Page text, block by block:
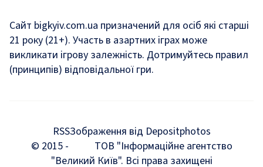
Комуналка
Хроніки війни
Мегаполіс
Київщина
Сайт bigkyiv.com.ua призначений для осіб які старші
21 року (21+). Участь в азартних іграх може
викликати ігрову залежність. Дотримуйтесь правил
(принципів) відповідальної гри.
RSSЗображення від Depositphotos
© 2015 -
ТОВ "Інформаційне агентство
"Великий Київ". Всі права захищені